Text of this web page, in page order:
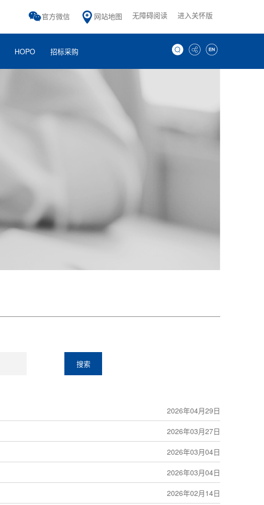
官方微信 网站地图 无障碍阅读 进入关怀版
HOPO 招标采购
搜索
2026年04月29日
2026年03月27日
2026年03月04日
2026年03月04日
2026年02月14日